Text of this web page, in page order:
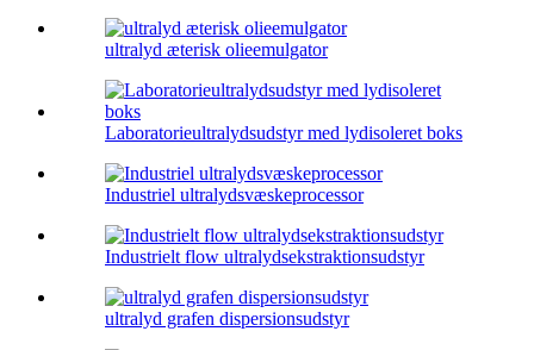
ultralyd æterisk olieemulgator
Laboratorieultralydsudstyr med lydisoleret boks
Industriel ultralydsvæskeprocessor
Industrielt flow ultralydsekstraktionsudstyr
ultralyd grafen dispersionsudstyr